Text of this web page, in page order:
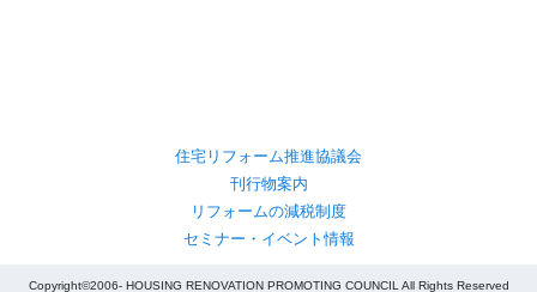
住宅リフォーム推進協議会
刊行物案内
リフォームの減税制度
セミナー・イベント情報
Copyright©2006- HOUSING RENOVATION PROMOTING COUNCIL All Rights Reserved